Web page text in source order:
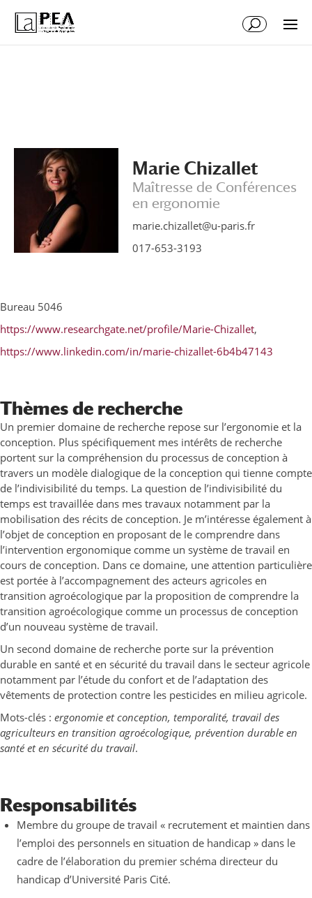
contenu
Marie Chizallet
Maîtresse de Conférences
en ergonomie
marie.chizallet@u-paris.fr
017-653-3193
Bureau 5046
https://www.researchgate.net/profile/Marie-Chizallet,
https://www.linkedin.com/in/marie-chizallet-6b4b47143
Thèmes de recherche
Un premier domaine de recherche repose sur l’ergonomie et la
conception. Plus spécifiquement mes intérêts de recherche
portent sur la compréhension du processus de conception à
travers un modèle dialogique de la conception qui tienne compte
de l’indivisibilité du temps. La question de l’indivisibilité du
temps est travaillée dans mes travaux notamment par la
mobilisation des récits de conception. Je m’intéresse également à
l’objet de conception en proposant de le comprendre dans
l’intervention ergonomique comme un système de travail en
cours de conception. Dans ce domaine, une attention particulière
est portée à l’accompagnement des acteurs agricoles en
transition agroécologique par la proposition de comprendre la
transition agroécologique comme un processus de conception
d’un nouveau système de travail.
Un second domaine de recherche porte sur la prévention
durable en santé et en sécurité du travail dans le secteur agricole
notamment par l’étude du confort et de l’adaptation des
vêtements de protection contre les pesticides en milieu agricole.
Mots-clés : ergonomie et conception, temporalité, travail des
agriculteurs en transition agroécologique, prévention durable en
santé et en sécurité du travail.
Responsabilités
Membre du groupe de travail « recrutement et maintien dans
l’emploi des personnels en situation de handicap » dans le
cadre de l’élaboration du premier schéma directeur du
handicap d’Université Paris Cité.